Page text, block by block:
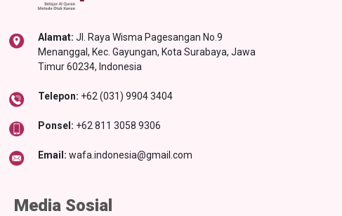
Alamat: Jl. Raya Wisma Pagesangan No.9
Menanggal, Kec. Gayungan, Kota Surabaya, Jawa
Timur 60234, Indonesia
Telepon: +62 (031) 9904 3404
Ponsel: +62 811 3058 9306
Email: wafa.indonesia@gmail.com
Media Sosial